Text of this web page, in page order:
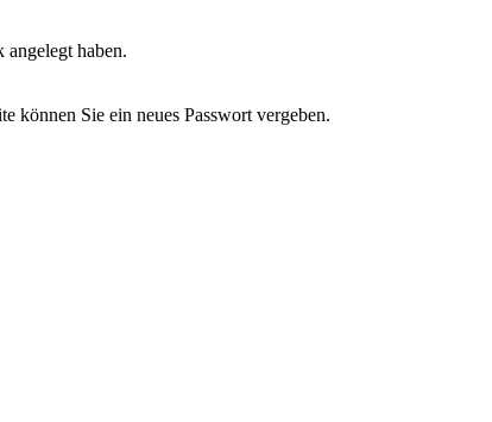
haben.
können Sie ein neues Passwort vergeben.